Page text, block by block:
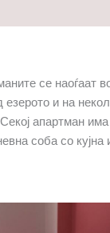
се наоѓаат
и на
апартман
соба со кујна